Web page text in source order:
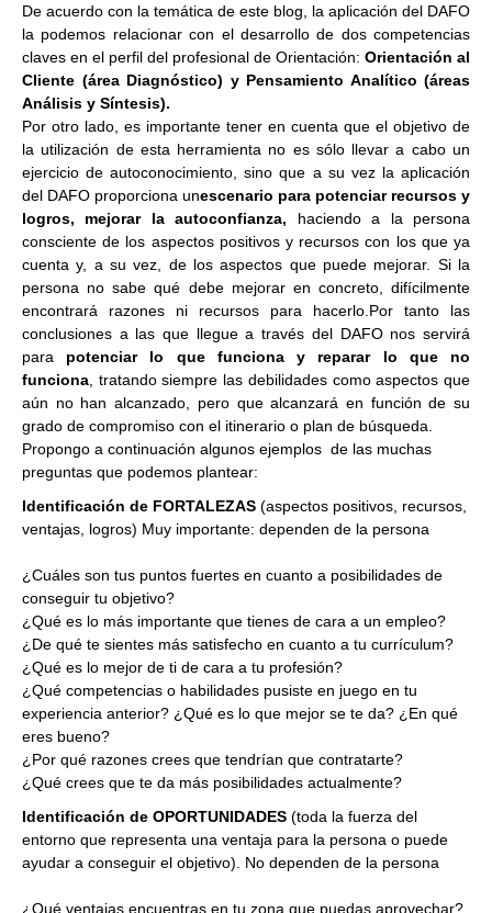
De acuerdo con la temática de este blog, la aplicación del DAFO
la podemos relacionar con el desarrollo de dos competencias
claves en el perfil del profesional de Orientación: Orientación al
Cliente (área Diagnóstico) y Pensamiento Analítico (áreas
Análisis y Síntesis).
Por otro lado, es importante tener en cuenta que el objetivo de
la utilización de esta herramienta no es sólo llevar a cabo un
ejercicio de autoconocimiento, sino que a su vez la aplicación
del DAFO proporciona unescenario para potenciar recursos y
logros, mejorar la autoconfianza, haciendo a la persona
consciente de los aspectos positivos y recursos con los que ya
cuenta y, a su vez, de los aspectos que puede mejorar. Si la
persona no sabe qué debe mejorar en concreto, difícilmente
encontrará razones ni recursos para hacerlo.Por tanto las
conclusiones a las que llegue a través del DAFO nos servirá
para potenciar lo que funciona y reparar lo que no
funciona, tratando siempre las debilidades como aspectos que
aún no han alcanzado, pero que alcanzará en función de su
grado de compromiso con el itinerario o plan de búsqueda.
Propongo a continuación algunos ejemplos de las muchas
preguntas que podemos plantear:
Identificación de FORTALEZAS (aspectos positivos, recursos,
ventajas, logros) Muy importante: dependen de la persona
¿Cuáles son tus puntos fuertes en cuanto a posibilidades de
conseguir tu objetivo?
¿Qué es lo más importante que tienes de cara a un empleo?
¿De qué te sientes más satisfecho en cuanto a tu currículum?
¿Qué es lo mejor de ti de cara a tu profesión?
¿Qué competencias o habilidades pusiste en juego en tu
experiencia anterior? ¿Qué es lo que mejor se te da? ¿En qué
eres bueno?
¿Por qué razones crees que tendrían que contratarte?
¿Qué crees que te da más posibilidades actualmente?
Identificación de OPORTUNIDADES (toda la fuerza del
entorno que representa una ventaja para la persona o puede
ayudar a conseguir el objetivo). No dependen de la persona
¿Qué ventajas encuentras en tu zona que puedas aprovechar?